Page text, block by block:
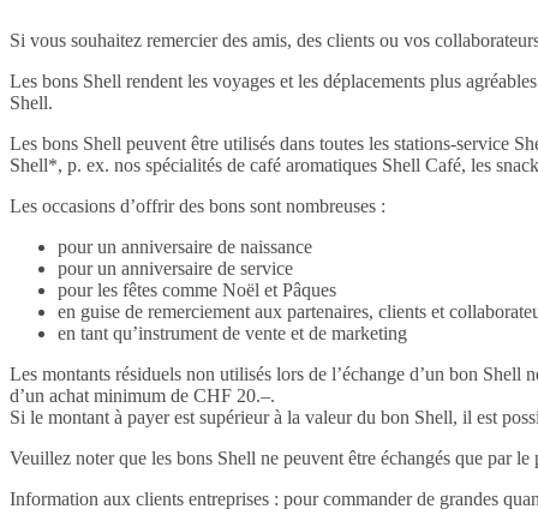
Si vous souhaitez remercier des amis, des clients ou vos
Les bons Shell rendent les voyages et les déplacements plus
Shell.
Les bons Shell peuvent être utilisés dans toutes les stations-service
Shell*, p. ex. nos spécialités de café aromatiques Shell Café, les
Les occasions d’offrir des bons sont nombreuses :
pour un anniversaire de naissance
pour un anniversaire de service
pour les fêtes comme Noël et Pâques
en guise de remerciement aux partenaires, clients et
en tant qu’instrument de vente et de marketing
Les montants résiduels non utilisés lors de l’échange d’un bon
d’un achat minimum de CHF 20.–.
Si le montant à payer est supérieur à la valeur du bon Shell, il est
Veuillez noter que les bons Shell ne peuvent être échangés que par
Information aux clients entreprises : pour commander de grandes